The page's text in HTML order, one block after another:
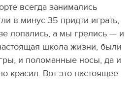
всегда занимались
в минус 35 придти играть,
лопались, а мы грелись — и
школа жизни, были
и поломанные носы, да и
красил. Вот это настоящее